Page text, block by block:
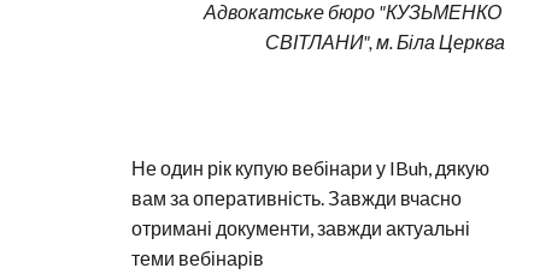
Адвокатське бюро "КУЗЬМЕНКО
СВІТЛАНИ", м. Біла Церква
Не один рік купую вебінари у IBuh, дякую
вам за оперативність. Завжди вчасно
отримані документи, завжди актуальні
теми вебінарів